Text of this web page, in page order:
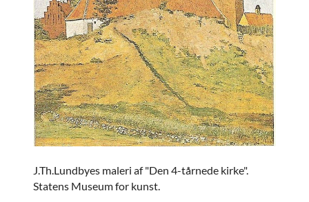
J.Th.Lundbyes maleri af "Den 4-tårnede kirke".
Statens Museum for kunst.